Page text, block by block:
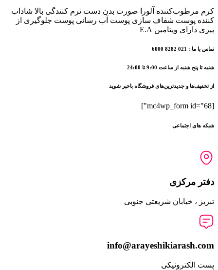
کرم مرطوب‌کننده آلورا صورت بدن دست نرم کنندگی بالا شاداب
کننده پوست شفاف سازی پوست آب رسانی پوست جلوگیری از
پیری دارای ویتامین E.A
تماس با ما : 021 8282 6000
شنبه تا پنج شنبه از ساعت 9:00 تا 24:00
از تخفیف‌ها و جدیدترین‌های فروشگاه باخبر شوید
[mc4wp_form id="68"]
شبکه های اجتماعی
دفتر مرکزی
تبریز ، خیابان شریعتی جنوبی
info@arayeshikiarash.com
پست الکترونیکی